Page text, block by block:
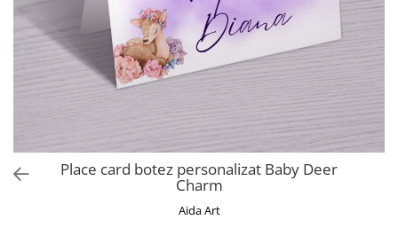
Decoratiuni Paste
Insigne / Brose
Agende Personalizate
Agende A5
Agende A6
Print personalizat
Cadouri absolvire
Place card botez personalizat Baby Deer
Charm
Aida Art